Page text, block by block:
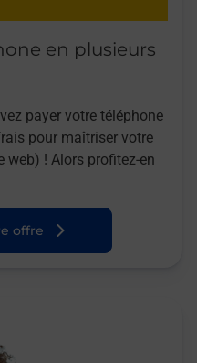
en plusieurs
payer votre téléphone
pour maîtriser votre
web) ! Alors profitez-en
offre